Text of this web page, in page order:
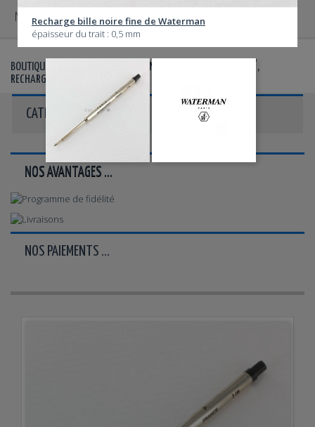
MENU
BOUTIQUE AGRÉÉE WATERMAN - VENTE DE STYLOS WATERMAN ©,
RECHARGES, ÉTUIS ET PARURES
CATÉGORIES
NOS AVANTAGES ...
NOS PAIEMENTS ...
Recharge bille noire fine de Waterman
épaisseur du trait : 0,5 mm